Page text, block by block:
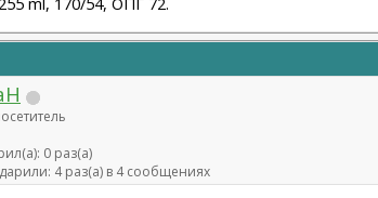
0 раз(а)
4 раз(а) в 4 сообщениях